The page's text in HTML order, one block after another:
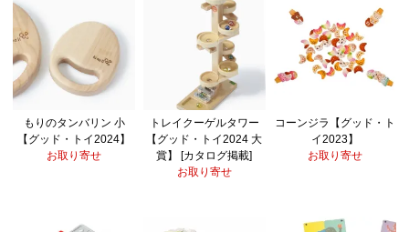
もりのタンバリン 小
【グッド・トイ2024】
お取り寄せ
トレイクーゲルタワー
【グッド・トイ2024 大
賞】 [カタログ掲載]
お取り寄せ
コーンジラ【グッド・ト
イ2023】
お取り寄せ